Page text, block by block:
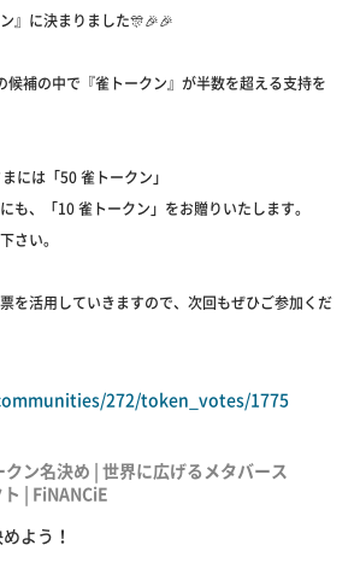
』に決まりました🎊🎉🎉
候補の中で『雀トークン』が半数を超える支持を
には「50 雀トークン」
も、「10 雀トークン」をお贈りいたします。
さい。
を活用していきますので、次回もぜひご参加くだ
272/token_votes/1775
ン名決め | 世界に広げるメタバース
| FiNANCiE
よう！